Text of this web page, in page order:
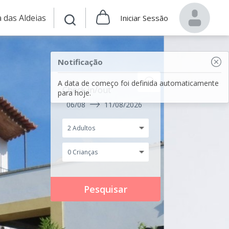
das Aldeias Iniciar Sessão
Notificação
A data de começo foi definida automaticamente
para hoje.
Check in/out
06/08 11/08/2026